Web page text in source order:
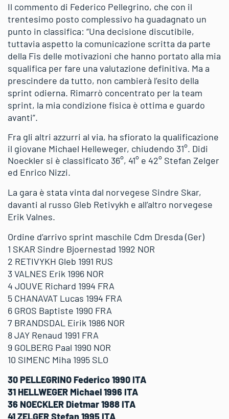
Il commento di Federico Pellegrino, che con il
trentesimo posto complessivo ha guadagnato un
punto in classifica: “Una decisione discutibile,
tuttavia aspetto la comunicazione scritta da parte
della Fis delle motivazioni che hanno portato alla mia
squalifica per fare una valutazione definitiva. Ma a
prescindere da tutto, non cambierà l’esito della
sprint odierna. Rimarrò concentrato per la team
sprint, la mia condizione fisica è ottima e guardo
avanti”.
Fra gli altri azzurri al via, ha sfiorato la qualificazione
il giovane Michael Helleweger, chiudendo 31°. Didi
Noeckler si è classificato 36°, 41° e 42° Stefan Zelger
ed Enrico Nizzi.
La gara è stata vinta dal norvegese Sindre Skar,
davanti al russo Gleb Retivykh e all’altro norvegese
Erik Valnes.
Ordine d’arrivo sprint maschile Cdm Dresda (Ger)
1 SKAR Sindre Bjoernestad 1992 NOR
2 RETIVYKH Gleb 1991 RUS
3 VALNES Erik 1996 NOR
4 JOUVE Richard 1994 FRA
5 CHANAVAT Lucas 1994 FRA
6 GROS Baptiste 1990 FRA
7 BRANDSDAL Eirik 1986 NOR
8 JAY Renaud 1991 FRA
9 GOLBERG Paal 1990 NOR
10 SIMENC Miha 1995 SLO
30 PELLEGRINO Federico 1990 ITA
31 HELLWEGER Michael 1996 ITA
36 NOECKLER Dietmar 1988 ITA
41 ZELGER Stefan 1995 ITA